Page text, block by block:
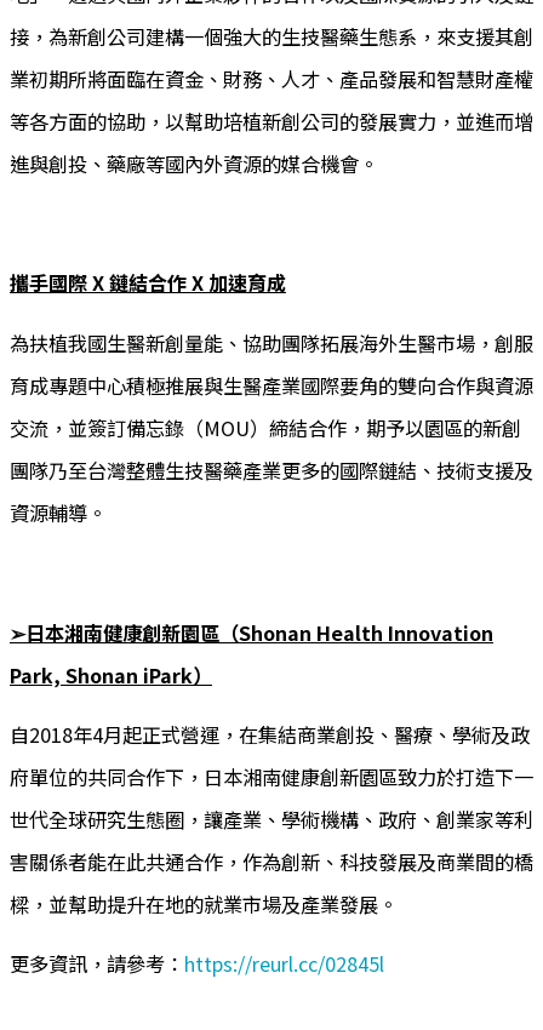
接，為新創公司建構一個強大的生技醫藥生態系，來支援其創
業初期所將面臨在資金、財務、人才、產品發展和智慧財產權
等各方面的協助，以幫助培植新創公司的發展實力，並進而增
進與創投、藥廠等國內外資源的媒合機會。
攜手國際 X 鏈結合作 X 加速育成
為扶植我國生醫新創量能、協助團隊拓展海外生醫市場，創服
育成專題中心積極推展與生醫產業國際要角的雙向合作與資源
交流，並簽訂備忘錄（MOU）締結合作，期予以園區的新創
團隊乃至台灣整體生技醫藥產業更多的國際鏈結、技術支援及
資源輔導。
➢日本湘南健康創新園區（Shonan Health Innovation
Park, Shonan iPark）
自2018年4月起正式營運，在集結商業創投、醫療、學術及政
府單位的共同合作下，日本湘南健康創新園區致力於打造下一
世代全球研究生態圈，讓產業、學術機構、政府、創業家等利
害關係者能在此共通合作，作為創新、科技發展及商業間的橋
樑，並幫助提升在地的就業市場及產業發展。
更多資訊，請參考： https://reurl.cc/02845l